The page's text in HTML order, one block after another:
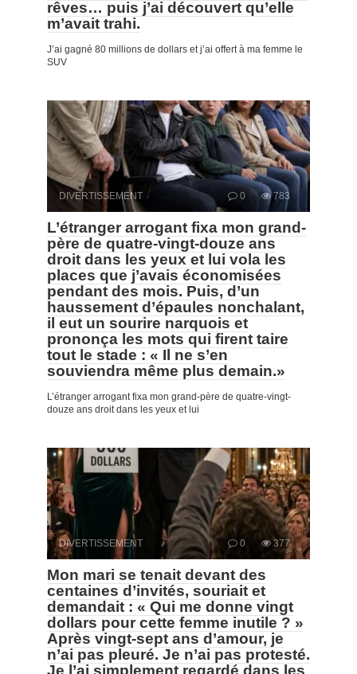
rêves… puis j’ai découvert qu’elle
m’avait trahi.
J’ai gagné 80 millions de dollars et j’ai offert à ma femme le
SUV
DIVERTISSEMENT 0 783
L’étranger arrogant fixa mon grand-
père de quatre-vingt-douze ans
droit dans les yeux et lui vola les
places que j’avais économisées
pendant des mois. Puis, d’un
haussement d’épaules nonchalant,
il eut un sourire narquois et
prononça les mots qui firent taire
tout le stade : « Il ne s’en
souviendra même plus demain.»
L’étranger arrogant fixa mon grand-père de quatre-vingt-
douze ans droit dans les yeux et lui
DIVERTISSEMENT 0 377
Mon mari se tenait devant des
centaines d’invités, souriait et
demandait : « Qui me donne vingt
dollars pour cette femme inutile ? »
Après vingt-sept ans d’amour, je
n’ai pas pleuré. Je n’ai pas protesté.
Je l’ai simplement regardé dans les